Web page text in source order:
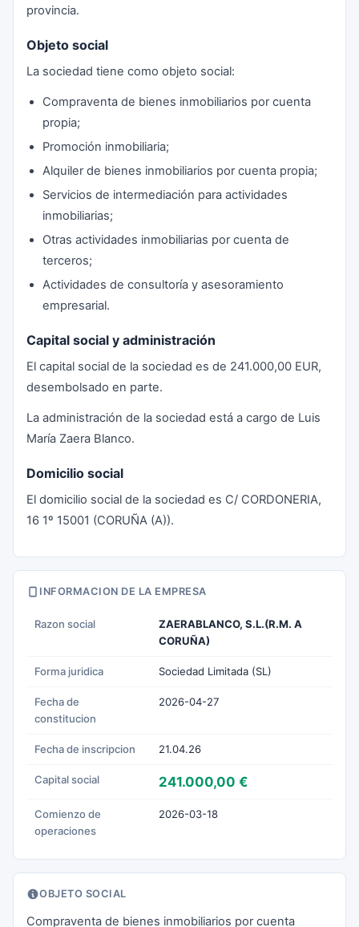
provincia.
Objeto social
La sociedad tiene como objeto social:
Compraventa de bienes inmobiliarios por cuenta
propia;
Promoción inmobiliaria;
Alquiler de bienes inmobiliarios por cuenta propia;
Servicios de intermediación para actividades
inmobiliarias;
Otras actividades inmobiliarias por cuenta de
terceros;
Actividades de consultoría y asesoramiento
empresarial.
Capital social y administración
El capital social de la sociedad es de 241.000,00 EUR,
desembolsado en parte.
La administración de la sociedad está a cargo de Luis
María Zaera Blanco.
Domicilio social
El domicilio social de la sociedad es C/ CORDONERIA,
16 1º 15001 (CORUÑA (A)).
INFORMACION DE LA EMPRESA
Razon social
ZAERABLANCO, S.L.(R.M. A
CORUÑA)
Forma juridica Sociedad Limitada (SL)
Fecha de
constitucion
2026-04-27
Fecha de inscripcion 21.04.26
Capital social 241.000,00 €
Comienzo de
operaciones
2026-03-18
OBJETO SOCIAL
Compraventa de bienes inmobiliarios por cuenta